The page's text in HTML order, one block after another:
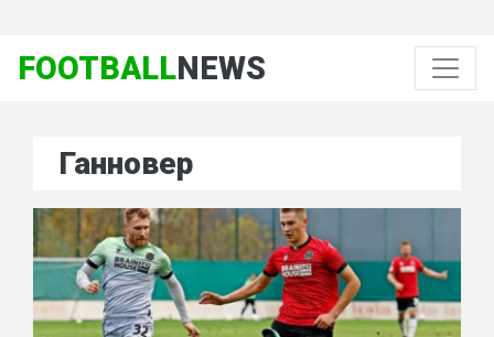
FOOTBALLNEWS
Ганновер